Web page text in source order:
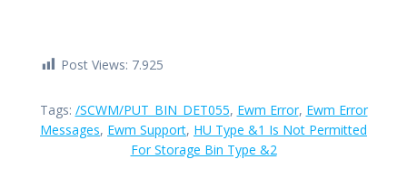
Post Views: 7.925
Tags: /SCWM/PUT_BIN_DET055, Ewm Error, Ewm Error
Messages, Ewm Support, HU Type &1 Is Not Permitted
For Storage Bin Type &2